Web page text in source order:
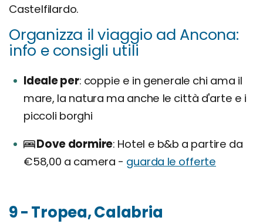
Castelfilardo.
Organizza il viaggio ad Ancona:
info e consigli utili
Ideale per coppie e in generale chi ama il
mare, la natura ma anche le città d'arte e i
piccoli borghi
Dove dormire Hotel e b&b a partire da
€58,00 a camera - guarda le offerte
9 - Tropea, Calabria